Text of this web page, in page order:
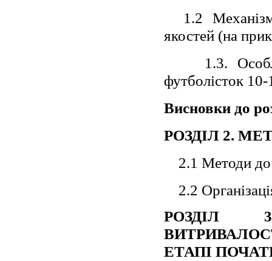
1.2
якостей (на
1.3.
футболісток 10-
Висновки до
РОЗДІЛ 2.
2.1 Методи
2.2
РОЗДІЛ
ЕТАПІ